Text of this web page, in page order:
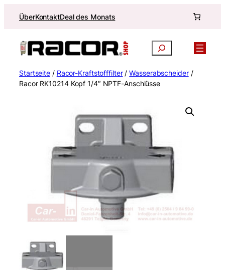
InhaltÜberKontaktDeal des Monats
Suchen
Startseite / Racor-Kraftstofffilter/Wasserabscheider/
Racor RK10214 Kopf 1/4″ NPTF-Anschlüsse